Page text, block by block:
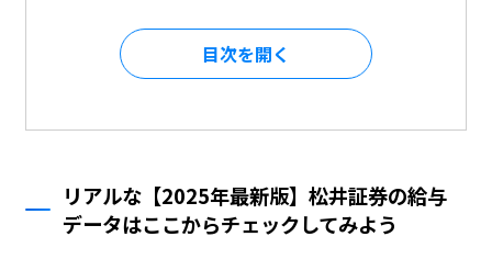
目次を
リアルな【2025年最新版】松井証券の給与
データはここからチェックしてみよう